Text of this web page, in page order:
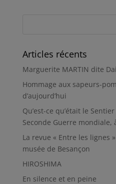
Articles récents
Marguerite MARTIN dite
Hommage aux sapeurs-
d’aujourd’hui
Qu’est-ce qu’était le
Seconde Guerre mondiale,
La revue « Entre les lignes
musée de Besançon
HIROSHIMA
En silence et en peine